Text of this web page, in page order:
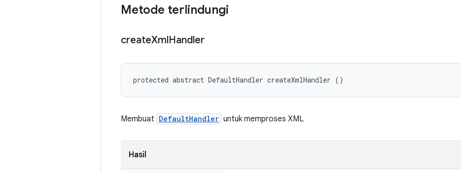
Metode terlindungi
createXmlHandler
protected abstract DefaultHandler createXmlHandler ()
Membuat DefaultHandler untuk memproses XML
Hasil